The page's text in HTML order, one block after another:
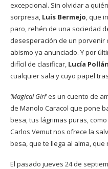
excepcional. Sin olvidar a
sorpresa, Luis Bermejo, que
paro, rehén de una sociedad
desesperación de un porvenir
abismo ya anunciado. Y por
difícil de clasificar, Lucía Pollán
cualquier sala y cuyo papel
‘Magical Girl‘ es un cuento de
de Manolo Caracol que pone
besa, tus lágrimas puras,
Carlos Vemut nos ofrece la
besa, que te llega al alma,
El pasado jueves 24 de